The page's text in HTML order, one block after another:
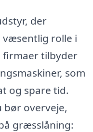
der
væsentlig rolle i
tilbyder
som
og spare tid.
bør overveje,
græsslåning: